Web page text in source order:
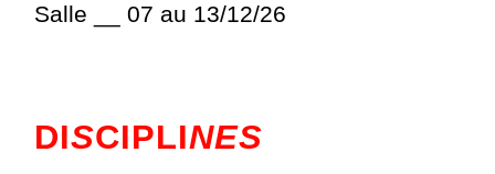
Salle __ 07 au 13/12/26
DISCIPLINES